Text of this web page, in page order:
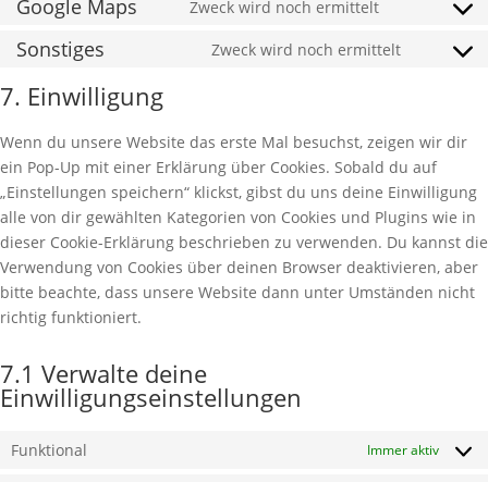
wordpress
google-
Google Maps Zweck wird noch ermittelt
to
Sonstiges Zweck wird noch ermittelt
Consent
sonstiges
7. Einwilligung
Wenn du unsere Website das erste Mal besuchst, zeigen wir dir
ein Pop-Up mit einer Erklärung über Cookies. Sobald du auf
„Einstellungen speichern“ klickst, gibst du uns deine Einwilligung
alle von dir gewählten Kategorien von Cookies und Plugins wie in
dieser Cookie-Erklärung beschrieben zu verwenden. Du kannst die
Verwendung von Cookies über deinen Browser deaktivieren, aber
bitte beachte, dass unsere Website dann unter Umständen nicht
richtig funktioniert.
7.1 Verwalte deine
Einwilligungseinstellungen
Funktional Immer aktiv